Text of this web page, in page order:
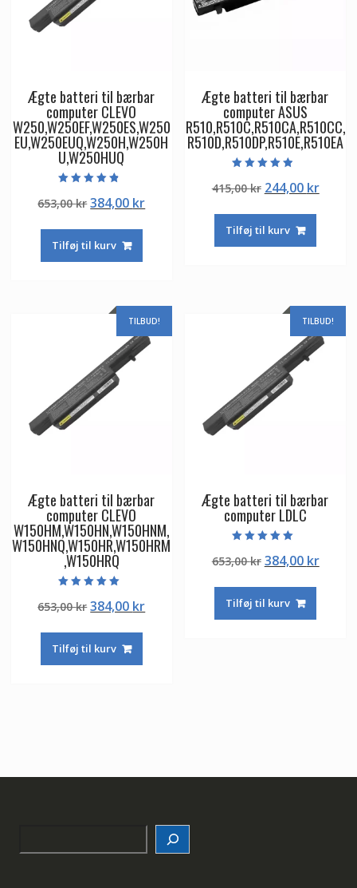
Ægte batteri til bærbar
computer CLEVO
W250,W250EF,W250ES,W250
EU,W250EUQ,W250H,W250H
U,W250HUQ
4.50
ud af 5
653,00krDen
pris
var:
384,00 krDen
Tilføj til kurv
Ægte batteri til bærbar
computer ASUS
R510,R510C,R510CA,R510CC,
R510D,R510DP,R510E,R510EA
4.50
ud af 5
415,00kr Den
pris
var:
244,00 krDen
Tilføj til kurv
TILBUD!
Ægte batteri til bærbar
computer CLEVO
W150HM,W150HN,W150HNM,
W150HNQ,W150HR,W150HRM
,W150HRQ
5.00
ud af 5
653,00krDen
pris
var:
384,00 krDen
Tilføj til kurv
TILBUD!
Ægte batteri til bærbar
computer LDLC
5.00
ud af 5
653,00kr Den
pris
var:
384,00 krDen
Tilføj til kurv